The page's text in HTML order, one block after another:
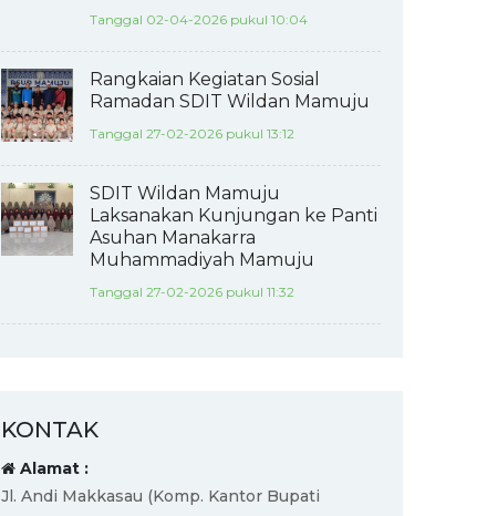
Tanggal 02-04-2026 pukul 10:04
Rangkaian Kegiatan Sosial
Ramadan SDIT Wildan Mamuju
Tanggal 27-02-2026 pukul 13:12
SDIT Wildan Mamuju
Laksanakan Kunjungan ke Panti
Asuhan Manakarra
Muhammadiyah Mamuju
Tanggal 27-02-2026 pukul 11:32
KONTAK
Alamat :
Jl. Andi Makkasau (Komp. Kantor Bupati